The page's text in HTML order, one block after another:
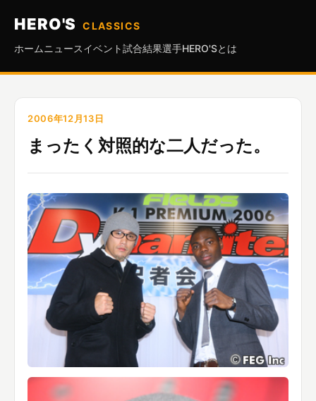
HERO'S
CLASSICS
ホーム ニュースイベント試合結果選手HERO'Sとは
2006年12月13日
まったく対照的な二人だった。